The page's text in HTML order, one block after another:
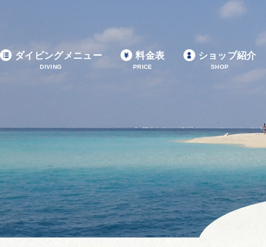
ダイビングメニュー
DIVING
料金表
PRICE
ショップ紹介
SHOP